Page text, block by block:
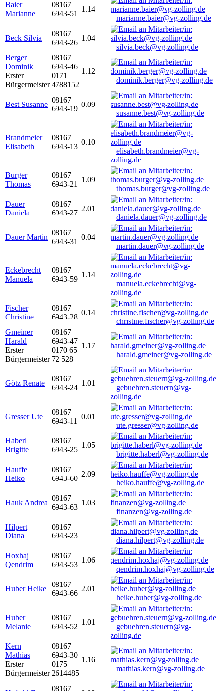
Baier
Marianne
08167
6943-51
1.14
marianne.baier@vg-zolling.de
Beck Silvia
08167
6943-26
1.04
silvia.beck@vg-zolling.de
Berger
Dominik
Erster
Bürgermeister
08167
6943-46
0171
4788152
1.12
dominik.berger@vg-zolling.de
Best Susanne
08167
6943-19
0.09
susanne.best@vg-zolling.de
Brandmeier
Elisabeth
08167
6943-13
0.10
elisabeth.brandmeier@vg-
zolling.de
Burger
Thomas
08167
6943-21
1.09
thomas.burger@vg-zolling.de
Dauer
Daniela
08167
6943-27
2.01
daniela.dauer@vg-zolling.de
Dauer Martin
08167
6943-31
0.04
martin.dauer@vg-zolling.de
Eckebrecht
Manuela
08167
6943-59
1.14
manuela.eckebrecht@vg-
zolling.de
Fischer
Christine
08167
6943-28
0.14
christine.fischer@vg-zolling.de
Gmeiner
Harald
Erster
Bürgermeister
08167
6943-47
0170 65
72 528
1.17
harald.gmeiner@vg-zolling.de
Götz Renate
08167
6943-24
1.01
gebuehren.steuern@vg-
zolling.de
Gresser Ute
08167
6943-11
0.01
ute.gresser@vg-zolling.de
Haberl
Brigitte
08167
6943-25
1.05
brigitte.haberl@vg-zolling.de
Hauffe
Heiko
08167
6943-60
2.09
heiko.hauffe@vg-zolling.de
Hauk Andrea
08167
6943-63
1.03
finanzen@vg-zolling.de
Hilpert
Diana
08167
6943-23
diana.hilpert@vg-zolling.de
Hoxhaj
Qendrim
08167
6943-53
1.06
qendrim.hoxhaj@vg-zolling.de
Huber Heike
08167
6943-66
2.01
heike.huber@vg-zolling.de
Huber
Melanie
08167
6943-52
1.01
gebuehren.steuern@vg-
zolling.de
Kern
Mathias
Erster
Bürgermeister
08167
6943-30
0175
2614485
1.16
mathias.kern@vg-zolling.de
08167